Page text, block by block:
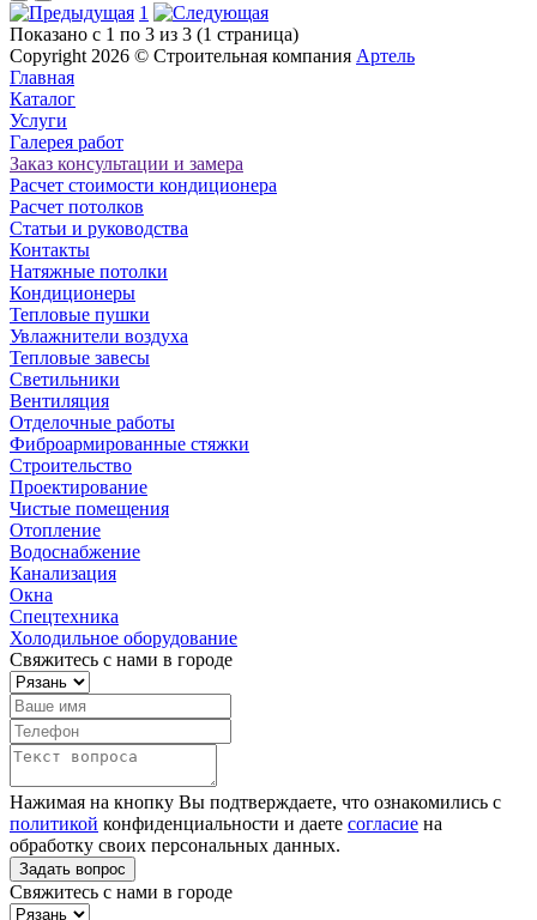
1
Показано с 1 по 3 из 3 (1 страница)
Copyright 2026 © Строительная компания Артель
Главная
Каталог
Услуги
Галерея работ
Заказ консультации и замера
Расчет стоимости кондиционера
Расчет потолков
Статьи и руководства
Контакты
Натяжные потолки
Кондиционеры
Тепловые пушки
Увлажнители воздуха
Тепловые завесы
Светильники
Вентиляция
Отделочные работы
Фиброармированные стяжки
Строительство
Проектирование
Чистые помещения
Отопление
Водоснабжение
Канализация
Окна
Спецтехника
Холодильное оборудование
Свяжитесь с нами в городе
Нажимая на кнопку Вы подтверждаете, что ознакомились с
политикой конфиденциальности и даете согласие на
обработку своих персональных данных.
Свяжитесь с нами в городе